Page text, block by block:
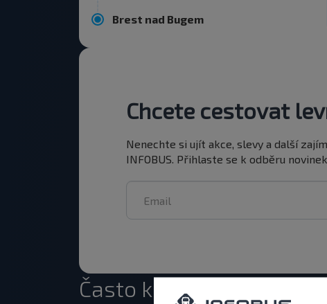
Brest nad Bugem
Chcete cestovat
Nenechte si ujít akce, slevy a další
INFOBUS. Přihlaste se k odběru
Často kladené otázky